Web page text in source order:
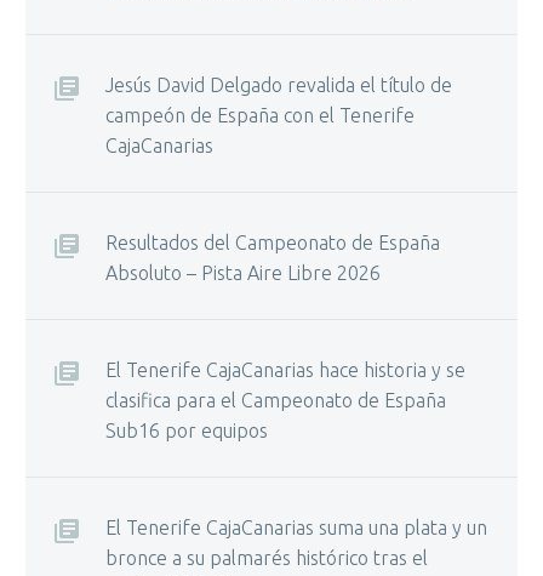
Jesús David Delgado revalida el título de
campeón de España con el Tenerife
CajaCanarias
Resultados del Campeonato de España
Absoluto – Pista Aire Libre 2026
El Tenerife CajaCanarias hace historia y se
clasifica para el Campeonato de España
Sub16 por equipos
El Tenerife CajaCanarias suma una plata y un
bronce a su palmarés histórico tras el